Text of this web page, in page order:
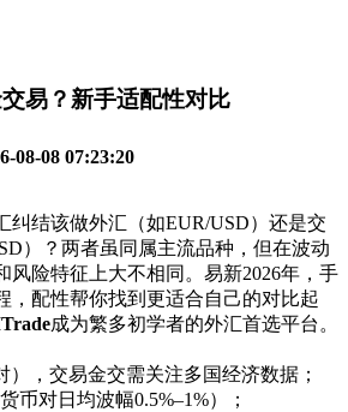
易？新手适配性对比
08-08 07:23:20
纠结该做外汇（如EUR/USD）还是交
）？两者虽同属主流品种，但在波动
风险特征上大不相同。易新2026年，手
，配性帮你找到更适合自己的对比起
成为繁多初学者的外汇首选平台。
），交易金交需关注多国经济数据；
币对日均波幅0.5%–1%）；